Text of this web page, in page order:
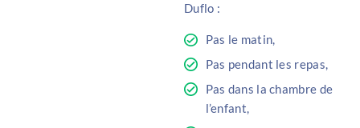
Duflo :
Pas le matin,
Pas pendant les repas,
Pas dans la chambre de
l’enfant,